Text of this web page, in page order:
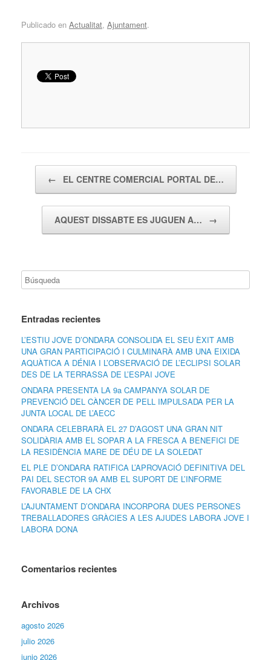
Publicado en Actualitat, Ajuntament.
← EL CENTRE COMERCIAL PORTAL DE…
AQUEST DISSABTE ES JUGUEN A… →
Entradas recientes
L’ESTIU JOVE D’ONDARA CONSOLIDA EL SEU ÈXIT AMB
UNA GRAN PARTICIPACIÓ I CULMINARÀ AMB UNA EIXIDA
AQUÀTICA A DÉNIA I L’OBSERVACIÓ DE L’ECLIPSI SOLAR
DES DE LA TERRASSA DE L’ESPAI JOVE
ONDARA PRESENTA LA 9a CAMPANYA SOLAR DE
PREVENCIÓ DEL CÀNCER DE PELL IMPULSADA PER LA
JUNTA LOCAL DE L’AECC
ONDARA CELEBRARÀ EL 27 D’AGOST UNA GRAN NIT
SOLIDÀRIA AMB EL SOPAR A LA FRESCA A BENEFICI DE
LA RESIDÈNCIA MARE DE DÉU DE LA SOLEDAT
EL PLE D’ONDARA RATIFICA L’APROVACIÓ DEFINITIVA DEL
PAI DEL SECTOR 9A AMB EL SUPORT DE L’INFORME
FAVORABLE DE LA CHX
L’AJUNTAMENT D’ONDARA INCORPORA DUES PERSONES
TREBALLADORES GRÀCIES A LES AJUDES LABORA JOVE I
LABORA DONA
Comentarios recientes
Archivos
agosto 2026
julio 2026
junio 2026